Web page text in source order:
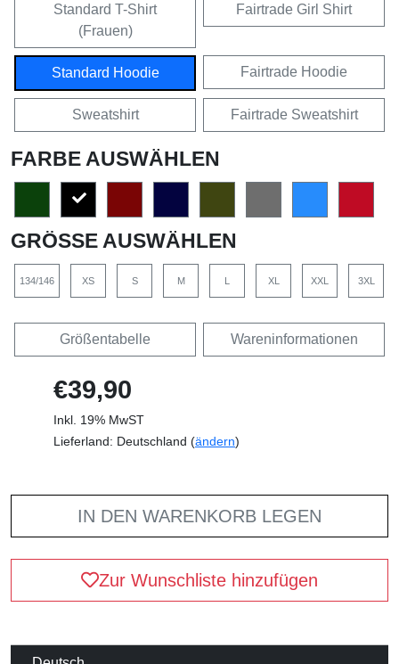
Standard T-Shirt
(Frauen)
Fairtrade Girl Shirt
Standard Hoodie Fairtrade Hoodie
Sweatshirt Fairtrade Sweatshirt
FARBE AUSWÄHLEN
GRÖSSE AUSWÄHLEN
134/146 XS S M L XL XXL 3XL
Größentabelle Wareninformationen
€39,90
Inkl. 19% MwST
Lieferland: Deutschland (ändern)
IN DEN WARENKORB LEGEN
Zur Wunschliste hinzufügen